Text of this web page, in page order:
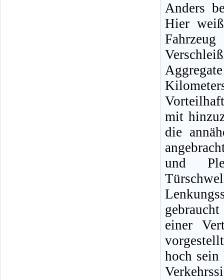
Anders
Hier
mit
die
und
einer
hoch sein